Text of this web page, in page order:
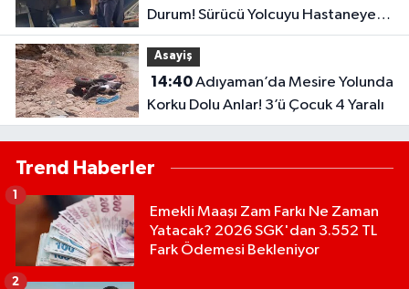
Durum! Sürücü Yolcuyu Hastaneye
Yetiştirdi
Asayiş
14:40Adıyaman’da Mesire Yolunda
Korku Dolu Anlar! 3’ü Çocuk 4 Yaralı
Trend Haberler
Emekli Maaşı Zam Farkı Ne Zaman
Yatacak? 2026 SGK'dan 3.552 TL
Fark Ödemesi Bekleniyor
1
2